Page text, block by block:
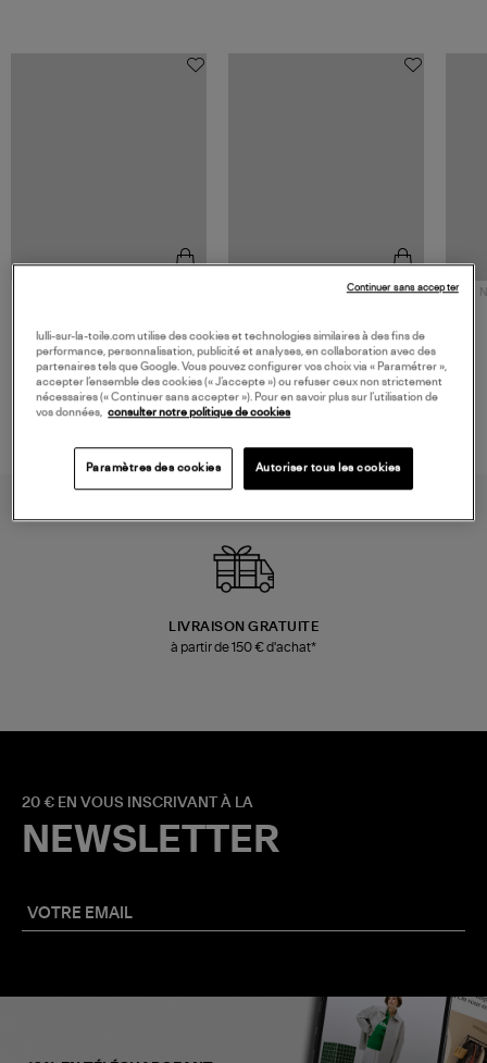
480,00 €
Sac Bobi S Cuir Lamé
Champagne
NOUVELLE COLLECTION
189,00 €
Mocassins Killian Sport
Mousse
LIVRAISON GRATUITE
à partir de 150 € d'achat*
20 € EN VOUS INSCRIVANT À LA
NEWSLETTER
lulli-sur-la-toile.com utilise des cookies et technologies similaires à des fins de
performance, personnalisation, publicité et analyses, en collaboration avec des
partenaires tels que Google. Vous pouvez configurer vos choix via « Paramétrer »,
accepter l’ensemble des cookies (« J’accepte ») ou refuser ceux non strictement
nécessaires (« Continuer sans accepter »). Pour en savoir plus sur l’utilisation de
vos données, consulter notre politique de cookies
Paramètres des cookies Autoriser tous les cookies
Continuer sans accepter